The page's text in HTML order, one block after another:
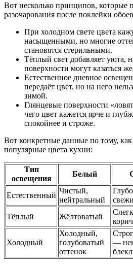
Вот несколько принципов, которые
разочарования после поклейки
При холодном свете цвета
насыщенными, но многие
становятся стерильными.
Тёплый свет добавляет уюта,
поверхности могут казаться
Естественное дневное
передаёт цвет, но на него
зимой.
Глянцевые поверхности
чего цвет кажется ярче и
спокойнее и строже.
Вот конкретные данные по тому, как
популярные цвета кухни:
Тип
освещения
Белый
Естественный
Чистый,
нейтральный
Тёплый
Жёлтоватый
Холодный
Холодный,
голубоватый
оттенок
—